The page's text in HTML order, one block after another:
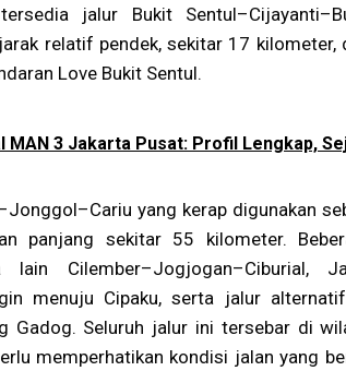
jalur Bukit
relatif pendek, sekitar 17
Love Bukit Sentul.
MAN 3 Jakarta Pusat: Profil Lengkap,
yang kerap digunakan
panjang sekitar 55 kilometer.
Cilember–Jogjogan–Ciburial,
menuju Cipaku, serta jalur
Gadog. Seluruh jalur ini tersebar di
memperhatikan kondisi jalan yang